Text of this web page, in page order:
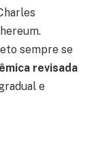
sempre se
revisada
e